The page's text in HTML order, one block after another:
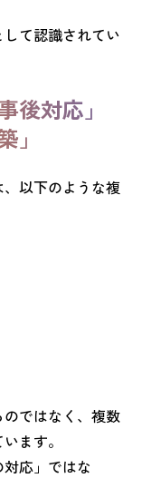
て認識されてい
後対応」
」
以下のような複
ではなく、複数
ます。
応」ではな